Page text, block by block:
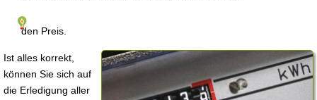
den Preis.
Ist alles korrekt,
können Sie sich auf
die Erledigung aller